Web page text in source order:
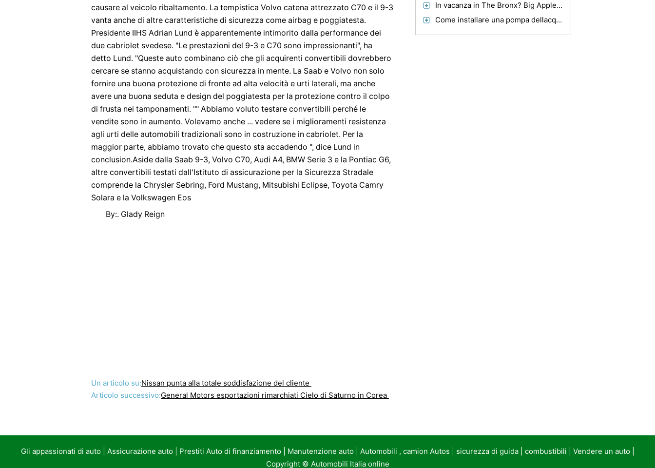
causare al veicolo ribaltamento. La tempistica Volvo catena attrezzato C70 e il 9-3
vanta anche di altre caratteristiche di sicurezza come airbag e poggiatesta.
Presidente IIHS Adrian Lund è apparentemente intimorito dalla performance dei
due cabriolet svedese. "Le prestazioni del 9-3 e C70 sono impressionanti", ha
detto Lund. "Queste auto combinano ciò che gli acquirenti convertibili dovrebbero
cercare se stanno acquistando con sicurezza in mente. La Saab e Volvo non solo
fornire una buona protezione di fronte ad alta velocità e urti laterali, ma anche
avere una buona seduta e design del poggiatesta per la protezione contro il colpo
di frusta nei tamponamenti. "" Abbiamo voluto testare convertibili perché le
vendite sono in aumento. Volevamo anche ... vedere se i miglioramenti resistenza
agli urti delle automobili tradizionali sono in costruzione in cabriolet. Per la
maggior parte, abbiamo trovato che questo sta accadendo ", dice Lund in
conclusion.Aside dalla Saab 9-3, Volvo C70, Audi A4, BMW Serie 3 e la Pontiac G6,
altre convertibili testati dall'Istituto di assicurazione per la Sicurezza Stradale
comprende la Chrysler Sebring, Ford Mustang, Mitsubishi Eclipse, Toyota Camry
Solara e la Volkswagen Eos
By:. Glady Reign
Un articolo su:Nissan punta alla totale soddisfazione del cliente
Articolo successivo:General Motors esportazioni rimarchiati Cielo di Saturno in Corea
In vacanza in The Bronx? Big Apple Hotel può essere poco costoso ottenere suggerimenti su come trovare economici Soggiorni Big Apple
Come installare una pompa dellacqua in un Impala Chevy
Gli appassionati di auto| Assicurazione auto| Prestiti Auto di finanziamento| Manutenzione auto| Automobili , camion Autos sicurezza di guida| combustibili Vendere un auto|
Copyright © Automobili Italia online